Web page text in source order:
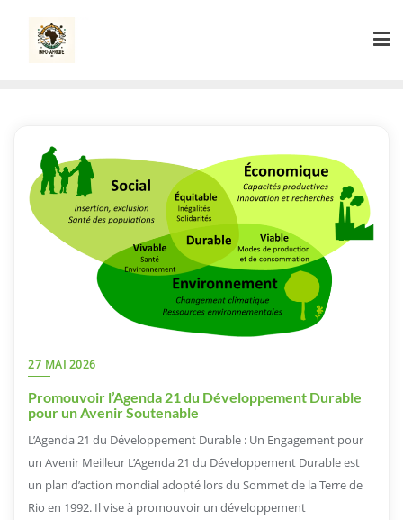
content
27 MAI 2026
Promouvoir l’Agenda 21 du Développement Durable
pour un Avenir Soutenable
L’Agenda 21 du Développement Durable : Un Engagement pour
un Avenir Meilleur L’Agenda 21 du Développement Durable est
un plan d’action mondial adopté lors du Sommet de la Terre de
Rio en 1992. Il vise à promouvoir un développement